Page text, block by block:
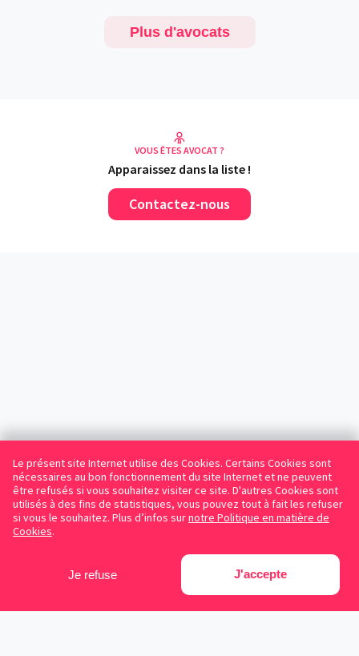
Le présent site Internet utilise des Cookies. Certains Cookies sont
nécessaires au bon fonctionnement du site Internet et ne peuvent
être refusés si vous souhaitez visiter ce site. D'autres Cookies sont
utilisés à des fins de statistiques, vous pouvez tout à fait les refuser
si vous le souhaitez. Plus d’infos surnotre Politique en matière de
Cookies.
Je refuse J'accepte
Plus d'avocats
VOUS ÊTES AVOCAT ?
Apparaissez dans la liste !
Contactez-nous